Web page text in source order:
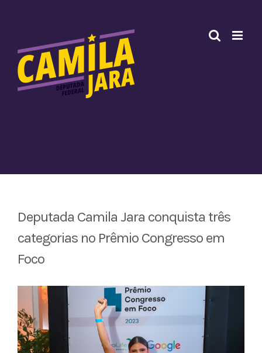
conteúdo
Deputada Camila Jara conquista três
categorias no Prêmio Congresso em
Foco
Larger
Image